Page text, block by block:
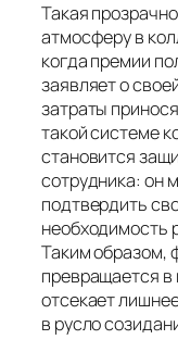
Такая
атмосферу в
когда премии
заявляет о
затраты
такой системе
становится
сотрудника: он
подтвердить
необходимость
Таким образом,
превращается в
отсекает
в русло